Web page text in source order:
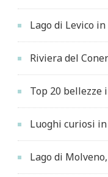
Lago di Levico
Riviera del
Top 20 bellezze
Luoghi curiosi
Lago di